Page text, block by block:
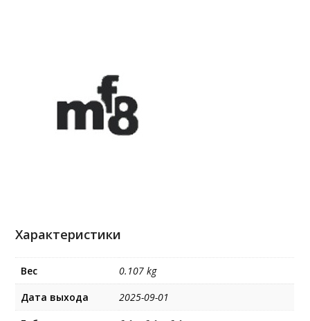
Характеристики
Вес
0.107 kg
Дата выхода
2025-09-01